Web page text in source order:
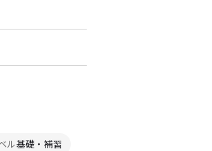
ル基礎・補習